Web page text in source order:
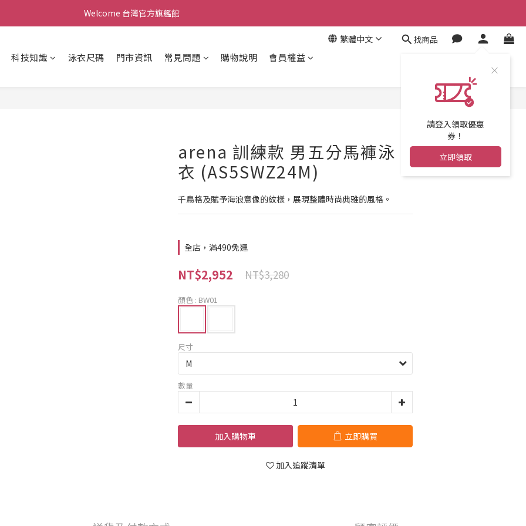
Welcome 台灣官方旗艦館
Welcome 台灣官方旗艦館
繁體中文 找商品
請登入領取優惠
券！
立即領取
科技知識 泳衣尺碼 門市資訊 常見問題 購物說明 會員權益
arena 訓練款 男五分馬褲泳
衣 (AS5SWZ24M)
千鳥格及賦予海浪意像的紋樣，展現整體時尚典雅的風格。
全店，滿490免運
NT$2,952 NT$3,280
顏色 : BW01
尺寸
數量
加入購物車 立即購買
加入追蹤清單